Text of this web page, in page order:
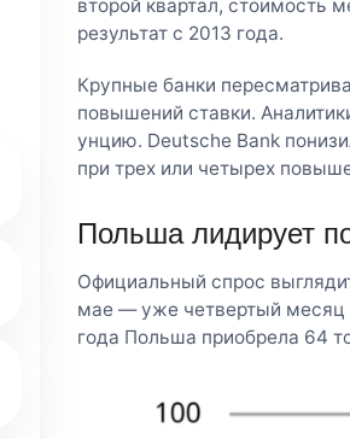
второй квартал, стоимость
результат с 2013 года.
Крупные банки
повышений ставки.
унцию. Deutsche Bank
при трех или четырех
Польша лидирует
Официальный спрос
мае — уже четвертый месяц
года Польша приобрела 64